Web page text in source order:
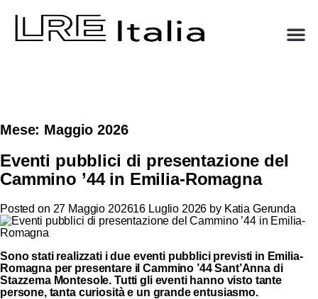
Mese: Maggio 2026
Eventi pubblici di presentazione del
Cammino ’44 in Emilia-Romagna
Posted on 27 Maggio 202616 Luglio 2026 by Katia Gerunda
Sono stati realizzati i due eventi pubblici previsti in Emilia-
Romagna per presentare il Cammino ’44 Sant’Anna di
Stazzema Montesole. Tutti gli eventi hanno visto tante
persone, tanta curiosità e un grande entusiasmo.